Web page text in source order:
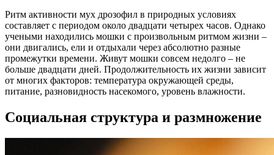
Ритм активности мух дрозофил в природных условиях
составляет с периодом около двадцати четырех часов. Однако
учеными находились мошки с произвольным ритмом жизни –
они двигались, ели и отдыхали через абсолютно разные
промежутки времени. Живут мошки совсем недолго – не
больше двадцати дней. Продолжительность их жизни зависит
от многих факторов: температура окружающей среды,
питание, разновидность насекомого, уровень влажности.
Социальная структура и размножение